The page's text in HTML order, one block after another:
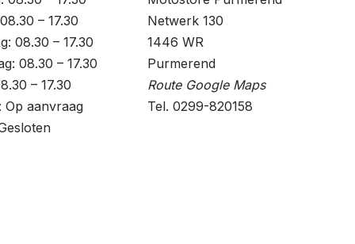
– 17.30
08.30 – 17.30
08.30 – 17.30
– 17.30
Op aanvraag
Netwerk 130
1446 WR
Purmerend
Route Google Maps
Tel. 0299-820158